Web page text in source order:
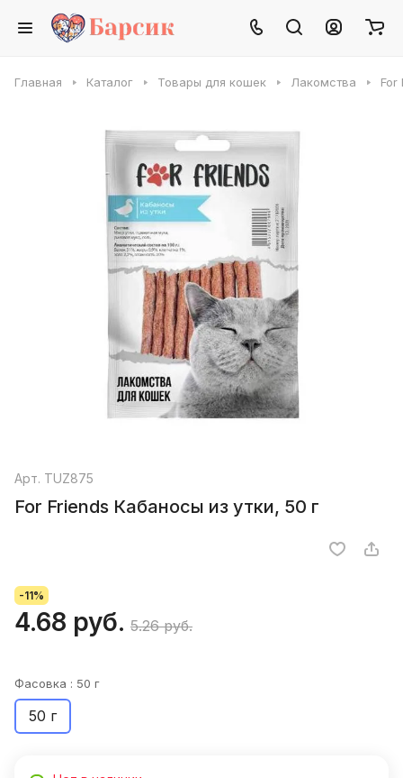
Главная Каталог Товары для кошек Лакомства For
Арт. TUZ875
For Friends Кабаносы из утки, 50 г
-11%
4.68 руб. 5.26 руб.
Фасовка : 50 г
50 г